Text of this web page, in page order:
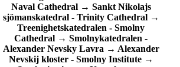
Naval Cathedral→ Sankt Nikolajs
sjömanskatedral- Trinity Cathedral→
Treenighetskatedralen - Smolny
Cathedral → Smolnykatedralen -
Alexander Nevsky Lavra → Alexander
Nevskij kloster- Smolny Institute→